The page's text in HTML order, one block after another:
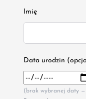
Imię
Data urodzin
(brak wybranej daty —